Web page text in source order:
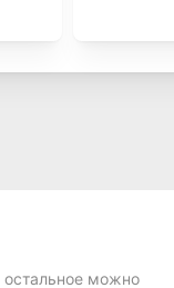
остальное можно